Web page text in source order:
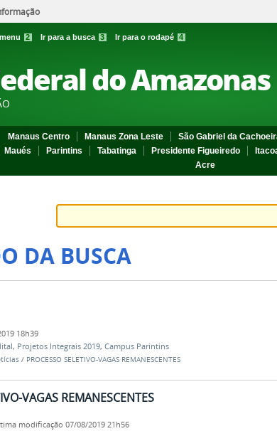
2 Ir para a busca 3 Ir para o rodapé 4
do Amazonas
Manaus Centro Manaus Zona Leste São Gabriel da
Maués Parintins Tabatinga Presidente Figueiredo
Acre
DA BUSCA
18h39
, Projetos Integrais 2019, Campus Parintins
/ PROCESSO SELETIVO-VAGAS REMANESCENTES
VAGAS REMANESCENTES
modificação 07/08/2019 21h56